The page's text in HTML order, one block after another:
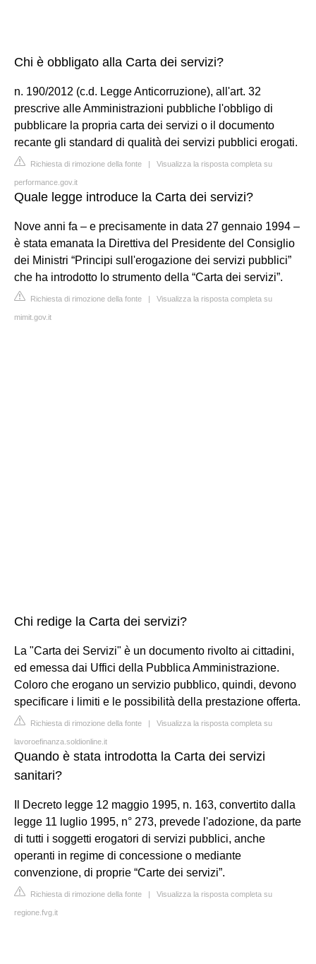
Chi è obbligato alla Carta dei servizi?
n. 190/2012 (c.d. Legge Anticorruzione), all'art. 32
prescrive alle Amministrazioni pubbliche l'obbligo di
pubblicare la propria carta dei servizi o il documento
recante gli standard di qualità dei servizi pubblici erogati.
Richiesta di rimozione della fonte | Visualizza la risposta completa su
performance.gov.it
Quale legge introduce la Carta dei servizi?
Nove anni fa – e precisamente in data 27 gennaio 1994 –
è stata emanata la Direttiva del Presidente del Consiglio
dei Ministri “Principi sull'erogazione dei servizi pubblici”
che ha introdotto lo strumento della “Carta dei servizi”.
Richiesta di rimozione della fonte | Visualizza la risposta completa su
mimit.gov.it
Chi redige la Carta dei servizi?
La "Carta dei Servizi" è un documento rivolto ai cittadini,
ed emessa dai Uffici della Pubblica Amministrazione.
Coloro che erogano un servizio pubblico, quindi, devono
specificare i limiti e le possibilità della prestazione offerta.
Richiesta di rimozione della fonte | Visualizza la risposta completa su
lavoroefinanza.soldionline.it
Quando è stata introdotta la Carta dei servizi
sanitari?
Il Decreto legge 12 maggio 1995, n. 163, convertito dalla
legge 11 luglio 1995, n° 273, prevede l'adozione, da parte
di tutti i soggetti erogatori di servizi pubblici, anche
operanti in regime di concessione o mediante
convenzione, di proprie “Carte dei servizi”.
Richiesta di rimozione della fonte | Visualizza la risposta completa su
regione.fvg.it